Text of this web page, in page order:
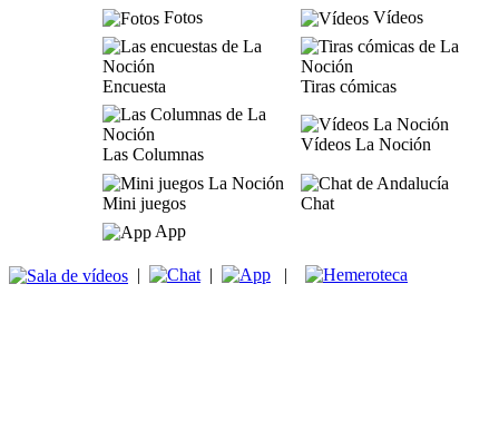
Fotos
Vídeos
Encuesta Tiras cómicas
Las Columnas
Vídeos La Noción
Mini juegos
Chat
App
| | |